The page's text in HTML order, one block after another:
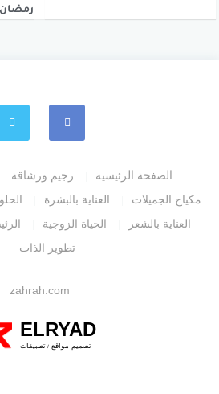
رمضان
الصفحة الرئيسية رجيم ورشاقة
مكياج الجميلات
العناية بالبشرة
العناية بالشعر
الحياة الزوجية
تطوير الذات
zahrah.com
ELRYAD
تصميم مواقع / تطبيقات